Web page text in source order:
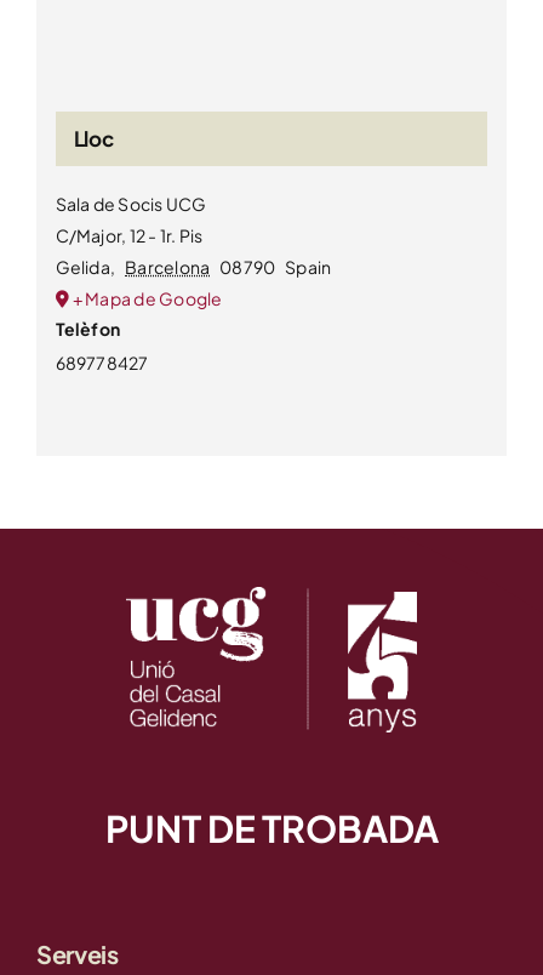
Lloc
Sala de Socis UCG
C/Major, 12 - 1r. Pis
Gelida, Barcelona 08790 Spain
+ Mapa de Google
Telèfon
689778427
PUNT DE TROBADA
Serveis